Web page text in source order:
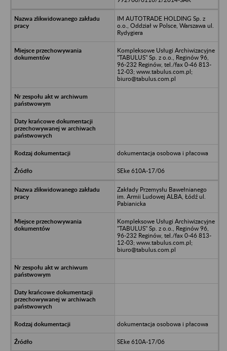
IM AUTOTRADE HOLDING Sp. z
o.o., Oddział w Polsce, Warszawa ul.
Rydygiera
Kompleksowe Usługi Archiwizacyjne
"TABULUS" Sp. z o.o., Reginów 96,
96-232 Reginów, tel./fax 0-46 813-
12-03; www.tabulus.com.pl;
biuro@tabulus.com.pl
dokumentacja osobowa i płacowa
SEke 610A-17/06
Zakłady Przemysłu Bawełnianego
im. Armii Ludowej ALBA, Łódź ul.
Pabianicka
Kompleksowe Usługi Archiwizacyjne
"TABULUS" Sp. z o.o., Reginów 96,
96-232 Reginów, tel./fax 0-46 813-
12-03; www.tabulus.com.pl;
biuro@tabulus.com.pl
dokumentacja osobowa i płacowa
SEke 610A-17/06